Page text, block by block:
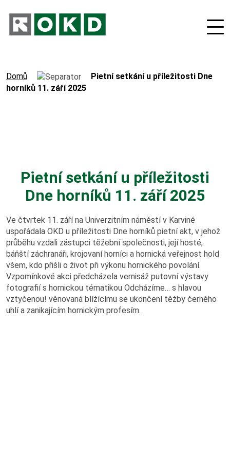
Nové podnikatelské projekty
Orgány společnosti
Výroční zprávy
Virtuální prohlídka
Hornický slovník
Domů
Pietní setkání u příležitosti Dne
horníků 11. září 2025
Pietní setkání u příležitosti
Dne horníků 11. září 2025
Ve čtvrtek 11. září na Univerzitním náměstí v Karviné
uspořádala OKD u příležitosti Dne horníků pietní akt, v jehož
průběhu vzdali zástupci těžební společnosti, její hosté,
báňští záchranáři, krojovaní horníci a hornická veřejnost hold
všem, kdo přišli o život při výkonu hornického povolání.
Vzpomínkové akci předcházela vernisáž putovní výstavy
fotografií s hornickou tématikou Odcházíme… s hlavou
vztyčenou! věnovaná blížícímu se ukončení těžby černého
uhlí a zanikajícím hornickým profesím.